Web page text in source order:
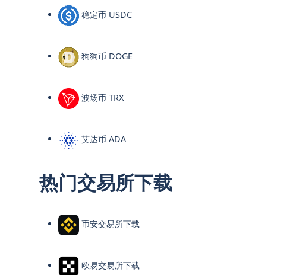
稳定币 USDC
狗狗币 DOGE
波场币 TRX
艾达币 ADA
热门交易所下载
币安交易所下载
欧易交易所下载